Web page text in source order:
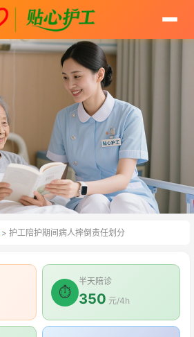
> 护工陪护期间病人摔倒责任划分
⏱
半天陪诊
350 元/4h